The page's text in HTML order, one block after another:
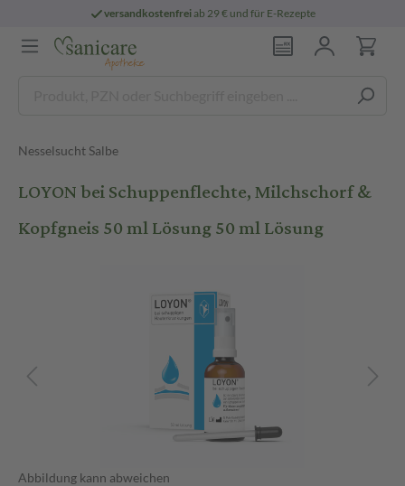
versandkostenfreiab 29 € und für E-Rezepte
Nesselsucht Salbe
LOYON bei Schuppenflechte, Milchschorf &
Kopfgneis 50 ml Lösung 50 ml Lösung
Abbildung kann abweichen